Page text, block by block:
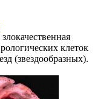
клеток
(звездообразных).